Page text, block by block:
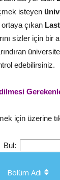
isteyen
çıkan
sizler için bir
edebilirsiniz.
için üzerine
Bul:
Bölüm Adı